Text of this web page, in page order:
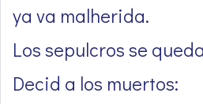
ya va malherida.
Los sepulcros se
Decid a los muertos: